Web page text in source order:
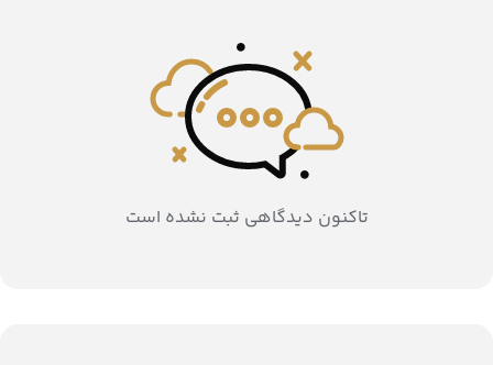
تاکنون دیدگاهی ثبت نشده است